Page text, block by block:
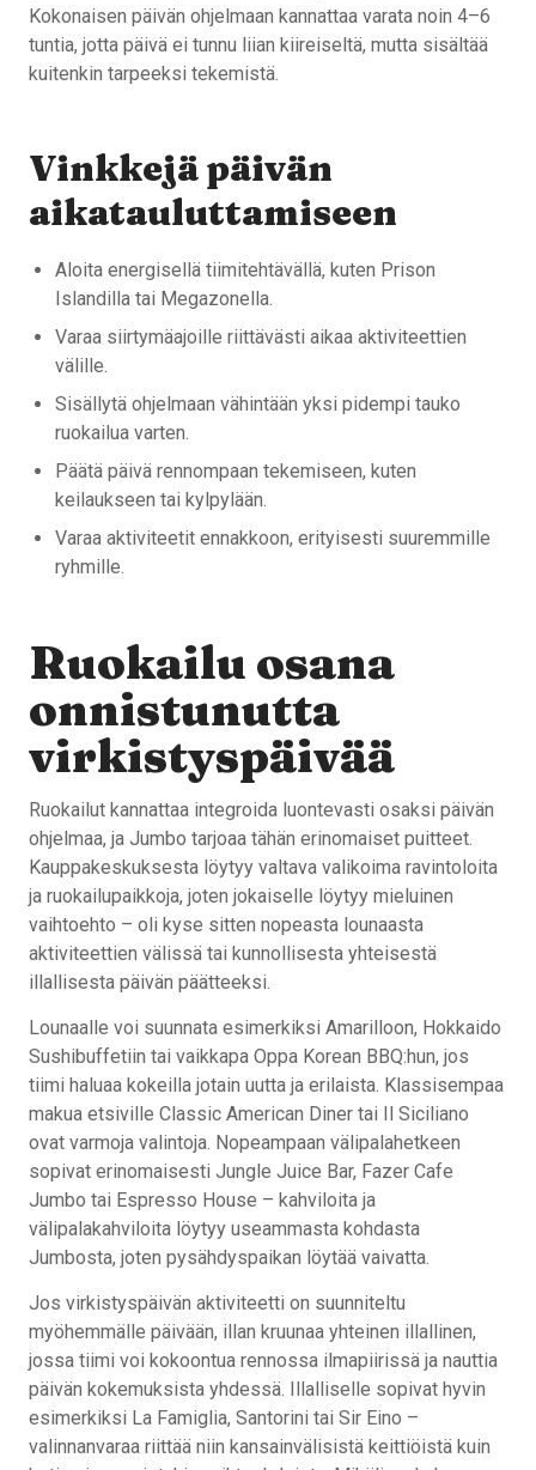
Kokonaisen päivän ohjelmaan kannattaa varata noin 4–6
tuntia, jotta päivä ei tunnu liian kiireiseltä, mutta sisältää
kuitenkin tarpeeksi tekemistä.
Vinkkejä päivän
aikatauluttamiseen
Aloita energisellä tiimitehtävällä, kuten Prison
Islandilla tai Megazonella.
Varaa siirtymäajoille riittävästi aikaa aktiviteettien
välille.
Sisällytä ohjelmaan vähintään yksi pidempi tauko
ruokailua varten.
Päätä päivä rennompaan tekemiseen, kuten
keilaukseen tai kylpylään.
Varaa aktiviteetit ennakkoon, erityisesti suuremmille
ryhmille.
Ruokailu osana
onnistunutta
virkistyspäivää
Ruokailut kannattaa integroida luontevasti osaksi päivän
ohjelmaa, ja Jumbo tarjoaa tähän erinomaiset puitteet.
Kauppakeskuksesta löytyy valtava valikoima ravintoloita
ja ruokailupaikkoja, joten jokaiselle löytyy mieluinen
vaihtoehto – oli kyse sitten nopeasta lounaasta
aktiviteettien välissä tai kunnollisesta yhteisestä
illallisesta päivän päätteeksi.
Lounaalle voi suunnata esimerkiksi Amarilloon, Hokkaido
Sushibuffetiin tai vaikkapa Oppa Korean BBQ:hun, jos
tiimi haluaa kokeilla jotain uutta ja erilaista. Klassisempaa
makua etsiville Classic American Diner tai Il Siciliano
ovat varmoja valintoja. Nopeampaan välipalahetkeen
sopivat erinomaisesti Jungle Juice Bar, Fazer Cafe
Jumbo tai Espresso House – kahviloita ja
välipalakahviloita löytyy useammasta kohdasta
Jumbosta, joten pysähdyspaikan löytää vaivatta.
Jos virkistyspäivän aktiviteetti on suunniteltu
myöhemmälle päivään, illan kruunaa yhteinen illallinen,
jossa tiimi voi kokoontua rennossa ilmapiirissä ja nauttia
päivän kokemuksista yhdessä. Illalliselle sopivat hyvin
esimerkiksi La Famiglia, Santorini tai Sir Eino –
valinnanvaraa riittää niin kansainvälisistä keittiöistä kuin